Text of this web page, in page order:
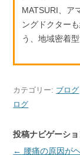
MATSURI、ア
ングドクター
う、地域密着
カテゴリー: ブログ
ログ
投稿ナビゲーシ
← 腰痛の原因が